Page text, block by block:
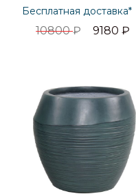
Бесплатная доставка*
10800₽ 9180₽